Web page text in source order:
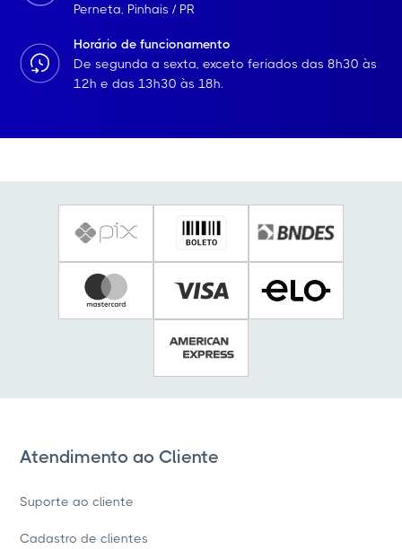
Perneta, Pinhais / PR
Horário de funcionamento
De segunda a sexta, exceto feriados das 8h30 às
12h e das 13h30 às 18h.
Atendimento ao Cliente
Suporte ao cliente
Cadastro de clientes